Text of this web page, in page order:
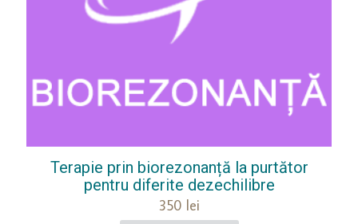
Terapie prin biorezonanță la purtător
pentru diferite dezechilibre
350 lei